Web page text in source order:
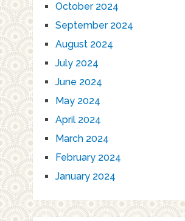
October 2024
September 2024
August 2024
July 2024
June 2024
May 2024
April 2024
March 2024
February 2024
January 2024